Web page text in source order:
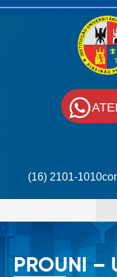
(16) 2101-1010
PROUNI –